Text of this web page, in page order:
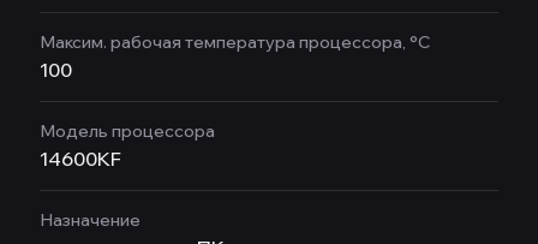
Максим. рабочая температура процессора, °C
100
Модель процессора
14600KF
Назначение